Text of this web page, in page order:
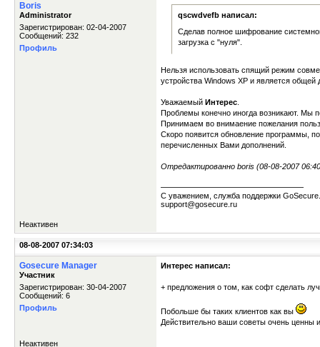
Boris
Administrator
Зарегистрирован: 02-04-2007
Сообщений: 232
Профиль
qscwdvefb написал:
Сделав полное шифрование
загрузка с "нуля".
Нельзя использовать спящий режим
устройства Windows XP и является общей
Уважаемый Интерес
Проблемы конечно иногда возникают. Мы
Принимаем во внимаение пожелания
Скоро появится обновление программы,
перечисленных Вами дополнений.
Отредактированно boris (08-08-2007
С уважением, служба поддержки GoSecure.
support@gosecure.ru
Неактивен
08-08-2007 07:34:03
Gosecure Manager
Участник
Зарегистрирован: 30-04-2007
Сообщений: 6
Профиль
Интерес написал:
+ предложения о том, как софт сделать
Побольше бы таких клиентов как вы
Действительно ваши советы очень ценны
Неактивен